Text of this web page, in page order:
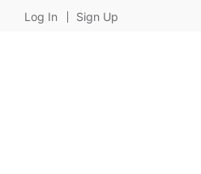
Log In Sign Up